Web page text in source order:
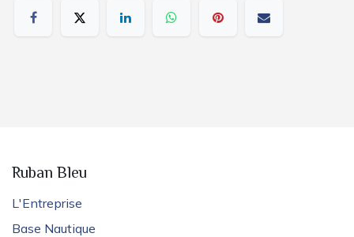
Ruban Bleu
L'Entreprise
Base Nautique